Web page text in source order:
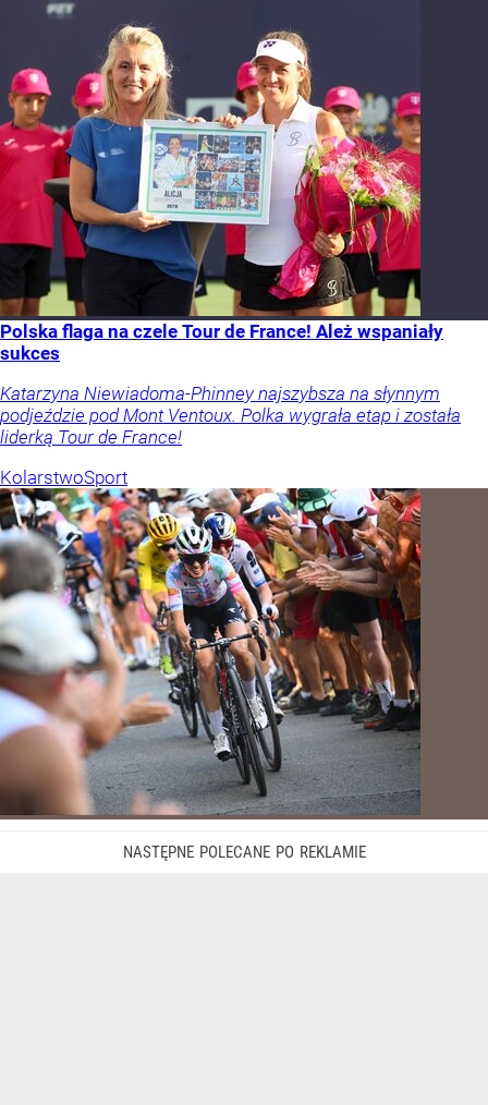
Polska flaga na czele Tour de France! Ależ wspaniały
sukces
Katarzyna Niewiadoma-Phinney najszybsza na słynnym
podjeździe pod Mont Ventoux. Polka wygrała etap i została
liderką Tour de France!
KolarstwoSport